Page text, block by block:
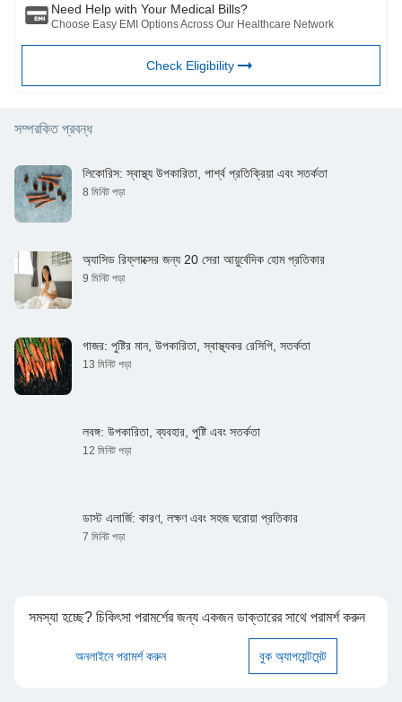
Need Help with Your Medical Bills?
Choose Easy EMI Options Across Our Healthcare Network
Check Eligibility
সম্পরকিত প্রবন্ধ
লিকোরিস: স্বাস্থ্য উপকারিতা, পার্শ্ব প্রতিক্রিয়া এবং সতর্কতা
8 মিনিট পড়া
অ্যাসিড রিফ্লাক্সের জন্য 20 সেরা আয়ুর্বেদিক হোম প্রতিকার
9 মিনিট পড়া
গাজর: পুষ্টির মান, উপকারিতা, স্বাস্থ্যকর রেসিপি, সতর্কতা
13 মিনিট পড়া
লবঙ্গ: উপকারিতা, ব্যবহার, পুষ্টি এবং সতর্কতা
12 মিনিট পড়া
ডাস্ট এলার্জি: কারণ, লক্ষণ এবং সহজ ঘরোয়া প্রতিকার
7 মিনিট পড়া
সমস্যা হচ্ছে? চিকিৎসা পরামর্শের জন্য একজন ডাক্তারের সাথে পরামর্শ করুন
অনলাইনে পরামর্শ করুন বুক অ্যাপয়েন্টমেন্ট